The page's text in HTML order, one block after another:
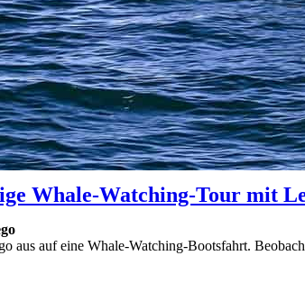
Whale-Watching-Tour mit
aus auf eine Whale-Watching-Bootsfahrt.